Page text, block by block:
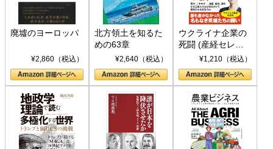
廃墟のヨーロッパ
¥2,860（税込）
北方領土を知るた
めの63章
¥2,640（税込）
ウクライナ企業の
死闘 (産経セレク
ト S 039)¥1,210（税込）